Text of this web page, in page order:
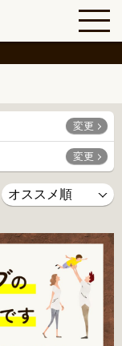
変更
変更